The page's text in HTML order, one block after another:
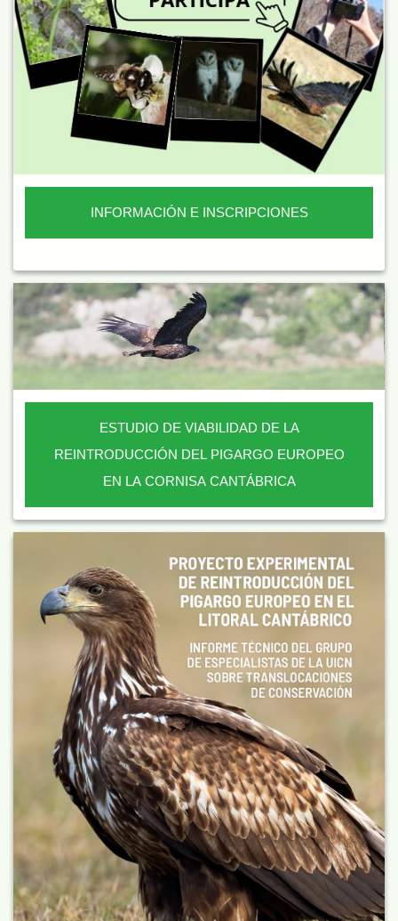
INFORMACIÓN E INSCRIPCIONES
ESTUDIO DE VIABILIDAD DE LA
REINTRODUCCIÓN DEL PIGARGO EUROPEO
EN LA CORNISA CANTÁBRICA